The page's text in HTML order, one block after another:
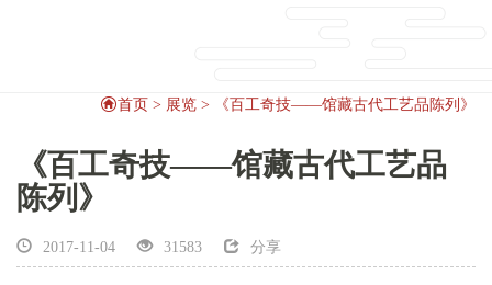
首页 > 展览 > 《百工奇技——馆藏古代工艺品陈列》
《百工奇技——馆藏古代工艺品
陈列》
2017-11-04 31583 分享